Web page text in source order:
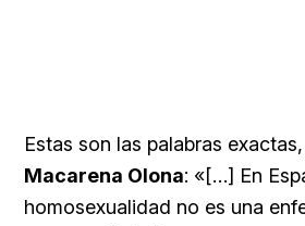
Estas son las palabras
Macarena Olona: «[…] En
homosexualidad no es una